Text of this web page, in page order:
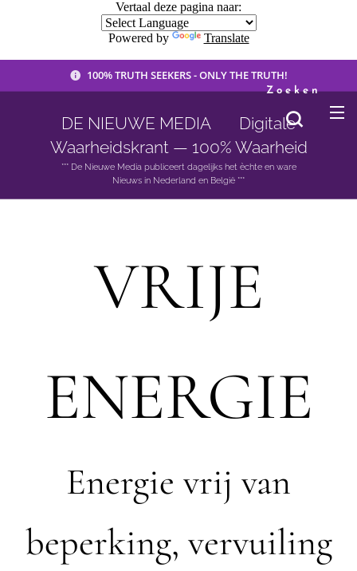
Vertaal deze pagina naar:
Powered by Translate
100% TRUTH SEEKERS - ONLY THE TRUTH!
DE NIEUWE MEDIA 🟣 Digitale
Waarheidskrant — 100% Waarheid
*** De Nieuwe Media publiceert dagelijks het èchte en ware
Nieuws in Nederland en België ***
Zoeken
VRIJE
ENERGIE
Energie vrij van
beperking, vervuiling